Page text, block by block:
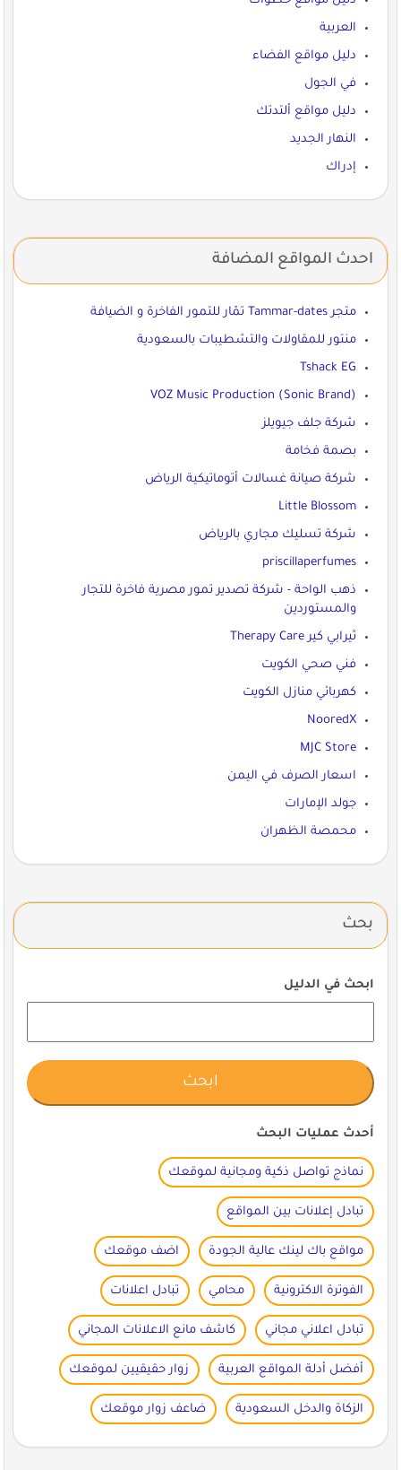
العربية
دليل مواقع الفضاء
في الجول
دليل مواقع ألتدتك
النهار الجديد
إدراك
احدث المواقع المضافة
متجر Tammar-dates تمّار للتمور الفاخرة و الضيافة
منتور للمقاولات والتشطيبات بالسعودية
Tshack EG
VOZ Music Production (Sonic Brand)
شركة جلف جيويلز
بصمة فخامة
شركة صيانة غسالات أتوماتيكية الرياض
Little Blossom
شركة تسليك مجاري بالرياض
priscillaperfumes
ذهب الواحة - شركة تصدير تمور مصرية فاخرة للتجار
والمستوردين
ثيرابي كير Therapy Care
فني صحي الكويت
كهربائي منازل الكويت
NooredX
MJC Store
اسعار الصرف في اليمن
جولد الإمارات
محمصة الظهران
بحث
ابحث في الدليل
أحدث عمليات البحث
نماذج تواصل ذكية ومجانية لموقعك
تبادل إعلانات بين المواقع
مواقع باك لينك عالية الجودة اضف موقعك
الفوترة الاكترونية محامي تبادل اعلانات
تبادل اعلاني مجاني كاشف مانع الاعلانات المجاني
أفضل أدلة المواقع العربية زوار حقيقيين لموقعك
الزكاة والدخل السعودية ضاعف زوار موقعك